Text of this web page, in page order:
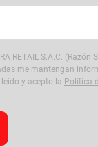
RETAIL S.A.C. (Razón
me mantengan
y acepto la Política